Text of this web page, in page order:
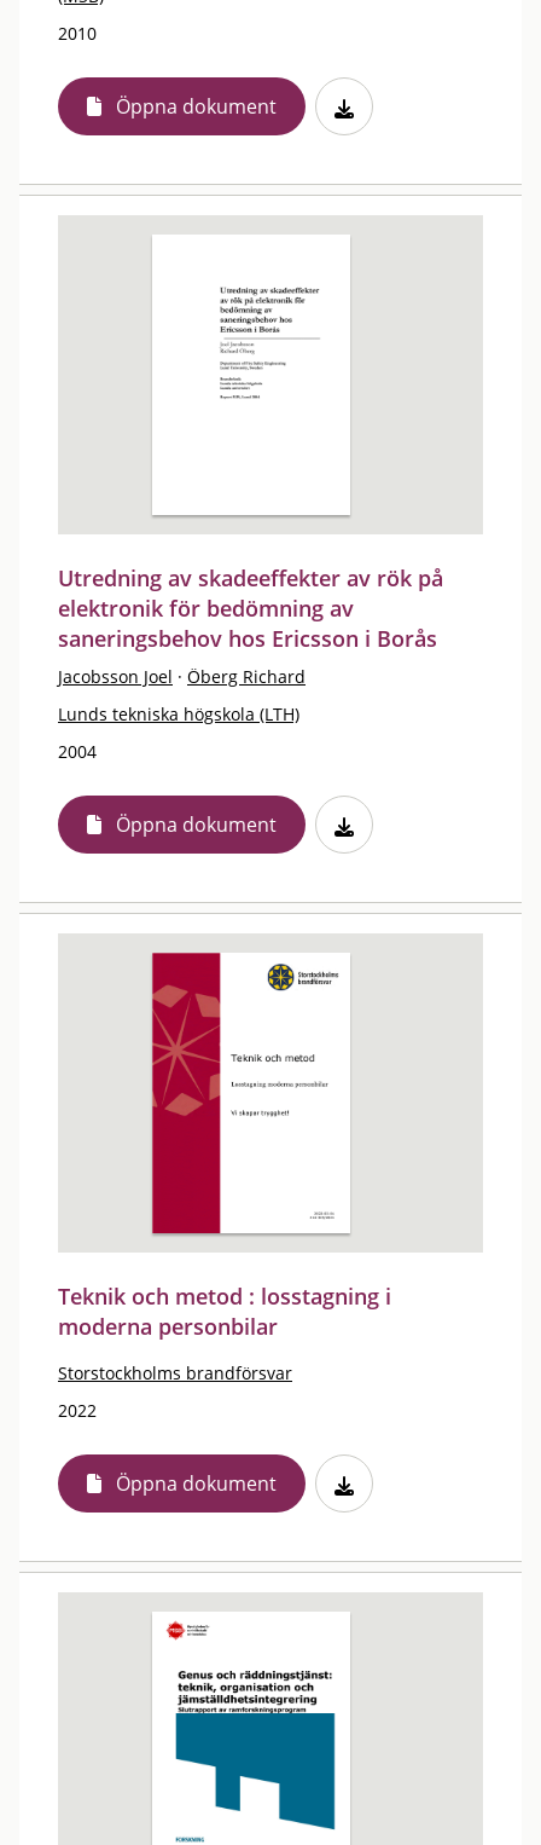
2010
Öppna dokument
Utredning av skadeeffekter av rök på
elektronik för bedömning av
saneringsbehov hos Ericsson i Borås
Jacobsson Joel · Öberg Richard
Lunds tekniska högskola (LTH)
2004
Öppna dokument
Teknik och metod : losstagning i
moderna personbilar
Storstockholms brandförsvar
2022
Öppna dokument